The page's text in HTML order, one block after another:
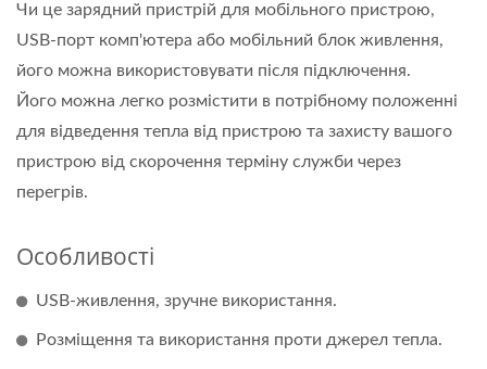
Чи це зарядний пристрій для мобільного пристрою,
USB-порт комп'ютера або мобільний блок живлення,
його можна використовувати після підключення.
Його можна легко розмістити в потрібному положенні
для відведення тепла від пристрою та захисту вашого
пристрою від скорочення терміну служби через
перегрів.
Особливості
USB-живлення, зручне використання.
Розміщення та використання проти джерел тепла.